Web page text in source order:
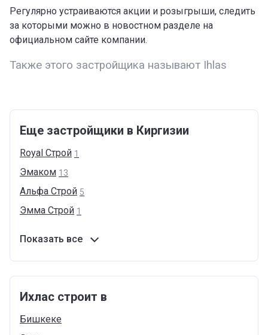
Регулярно устраиваются акции и розыгрыши, следить
за которыми можно в новостном разделе на
официальном сайте компании.
Также этого застройщика называют Ihlas
Еще застройщики в Киргизии
Royal Cтрой 1
Эмаком 13
Альфа Строй 5
Эмма Строй 1
Показать все
Ихлас строит в
Бишкеке